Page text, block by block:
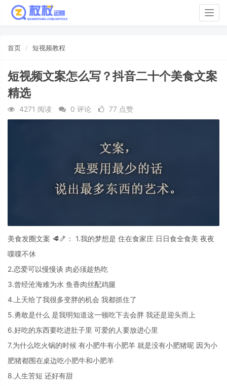
首页 短视频教程
短视频文案怎么写？抖音二十个美食文案
精选
4271 阅读 0 评论 77 点赞
美食发圈文案 🥩🍤： 1.我的梦想是 住在食家庄 日日食全食美 夜夜
喋喋不休
2.恋爱可以慢慢谈 肉必须趁热吃
3.曾经沧海难为水 鱼香肉丝配鸡腿
4.上天给了我很多变胖的机会 我都抓住了
5.勇敢是什么 是我明知道这一顿吃下去会胖 我还是迎头而上
6.好吃的东西要吃进肚子里 可爱的人要放进心里
7.为什么吃火锅的时候 有小肥牛有小肥羊 就是没有小肥猪呢 因为小
肥猪都围在桌边吃小肥牛和小肥羊
8.人生苦短 还好有甜